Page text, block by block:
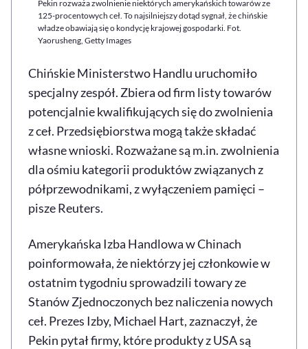
Pekin rozważa zwolnienie niektórych amerykańskich towarów ze
125-procentowych ceł. To najsilniejszy dotąd sygnał, że chińskie
władze obawiają się o kondycję krajowej gospodarki. Fot.
Yaorusheng, Getty Images
Chińskie Ministerstwo Handlu uruchomiło
specjalny zespół. Zbiera od firm listy towarów
potencjalnie kwalifikujących się do zwolnienia
z ceł. Przedsiębiorstwa mogą także składać
własne wnioski. Rozważane są m.in. zwolnienia
dla ośmiu kategorii produktów związanych z
półprzewodnikami, z wyłączeniem pamięci –
pisze Reuters.
Amerykańska Izba Handlowa w Chinach
poinformowała, że niektórzy jej członkowie w
ostatnim tygodniu sprowadzili towary ze
Stanów Zjednoczonych bez naliczenia nowych
ceł. Prezes Izby, Michael Hart, zaznaczył, że
Pekin pytał firmy, które produkty z USA są